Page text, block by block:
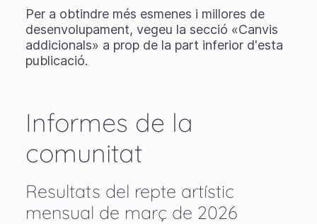
Per a obtindre més esmenes i millores de
desenvolupament, vegeu la secció «Canvis
addicionals» a prop de la part inferior d'esta
publicació.
Informes de la
comunitat
Resultats del repte artístic
mensual de març de 2026